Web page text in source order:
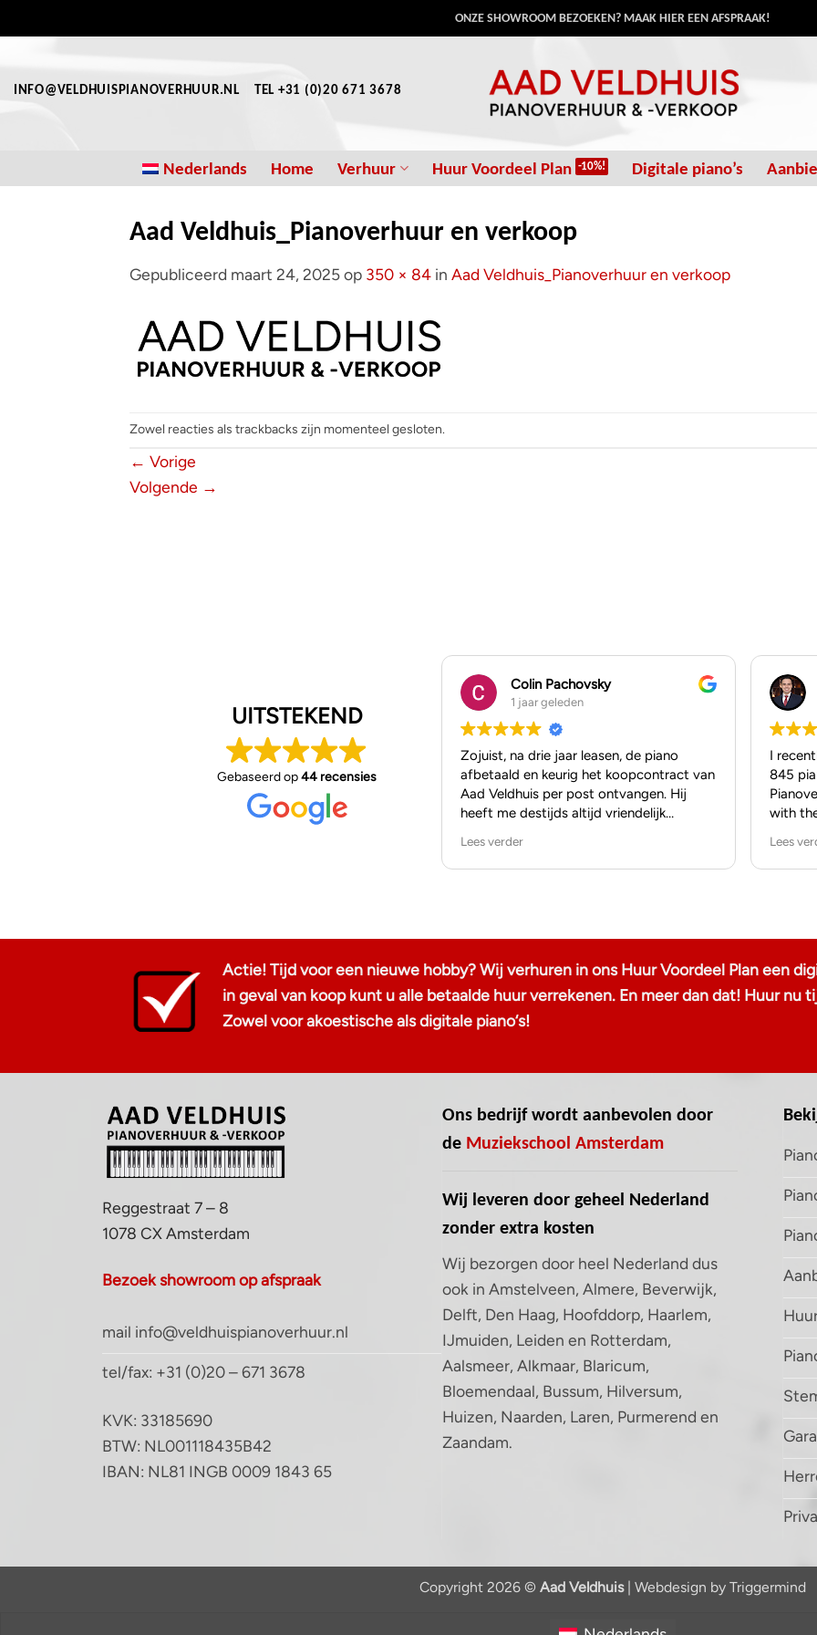
naar
ONZE SHOWROOM BEZOEKEN? MAAK HIER EEN AFSPRAAK!
INFO@VELDHUISPIANOVERHUUR.NL TEL +31 (0)20 671 3678
Nederlands Home Verhuur Huur Voordeel Plan Digitale piano’s
Aad Veldhuis_Pianoverhuur en verkoop
Gepubliceerd maart 24, 2025op 350 × 84 in Aad Veldhuis_Pianoverhuur en verkoop
Zowel reacties als trackbacks zijn momenteel gesloten.
← Vorige
Volgende →
UITSTEKEND
Gebaseerd op44 recensies
Colin Pachovsky
1 jaar geleden
Zojuist, na drie jaar leasen, de piano
afbetaald en keurig het koopcontract van
Aad Veldhuis per post ontvangen. Hij
heeft me destijds altijd vriendelijk
mijn vragen (mijn eerste piano), zowel per
mail als in de showroom. Ik kan niet
Lees verder
I
845
with
trusted
great
Lees
Actie! Tijd voor een nieuwe hobby? Wij verhuren in ons Huur Voordeel Plan een
in geval van koop kunt u alle betaalde huur verrekenen. En meer dan dat! Huur nu
Zowel voor akoestische als digitale piano‘s!
Reggestraat 7 – 8
1078 CX Amsterdam
Bezoek showroom op afspraak
mail info@veldhuispianoverhuur.nl
tel/fax: +31 (0)20 – 671 3678
KVK: 33185690
BTW: NL001118435B42
IBAN: NL81 INGB 0009 1843 65
Ons bedrijf wordt aanbevolen door
de Muziekschool Amsterdam
Wij leveren door geheel Nederland
zonder extra kosten
Wij bezorgen door heel Nederland dus
ook in Amstelveen, Almere, Beverwijk,
Delft, Den Haag, Hoofddorp, Haarlem,
IJmuiden, Leiden en Rotterdam,
Aalsmeer, Alkmaar, Blaricum,
Bloemendaal, Bussum, Hilversum,
Huizen, Naarden, Laren, Purmerend en
Zaandam.
Copyright 2026 © Aad Veldhuis| Webdesign by Triggermind